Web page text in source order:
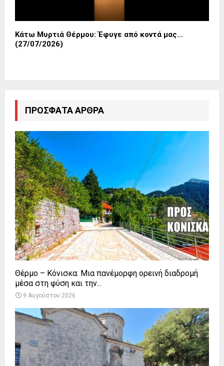
Κάτω Μυρτιά Θέρμου: Έφυγε από κοντά μας…
(27/07/2026)
ΠΡΌΣΦΑΤΑ ΆΡΘΡΑ
Θέρμο – Κόνισκα: Μια πανέμορφη ορεινή διαδρομή
μέσα στη φύση και την...
9 Αυγούστου 2026